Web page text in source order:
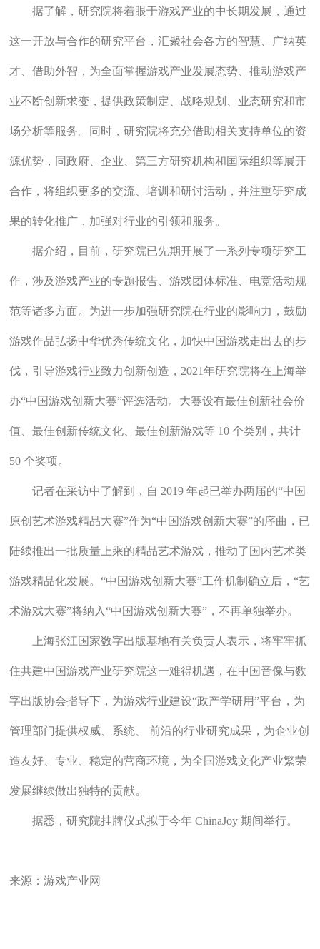
据了解，研究院将着眼于游戏产业的中长期发展，通过
这一开放与合作的研究平台，汇聚社会各方的智慧、广纳英
才、借助外智，为全面掌握游戏产业发展态势、推动游戏产
业不断创新求变，提供政策制定、战略规划、业态研究和市
场分析等服务。同时，研究院将充分借助相关支持单位的资
源优势，同政府、企业、第三方研究机构和国际组织等展开
合作，将组织更多的交流、培训和研讨活动，并注重研究成
果的转化推广，加强对行业的引领和服务。
据介绍，目前，研究院已先期开展了一系列专项研究工
作，涉及游戏产业的专题报告、游戏团体标准、电竞活动规
范等诸多方面。为进一步加强研究院在行业的影响力，鼓励
游戏作品弘扬中华优秀传统文化，加快中国游戏走出去的步
伐，引导游戏行业致力创新创造，2021年研究院将在上海举
办“中国游戏创新大赛”评选活动。大赛设有最佳创新社会价
值、最佳创新传统文化、最佳创新游戏等 10 个类别，共计
50 个奖项。
记者在采访中了解到，自 2019 年起已举办两届的“中国
原创艺术游戏精品大赛”作为“中国游戏创新大赛”的序曲，已
陆续推出一批质量上乘的精品艺术游戏，推动了国内艺术类
游戏精品化发展。“中国游戏创新大赛”工作机制确立后，“艺
术游戏大赛”将纳入“中国游戏创新大赛”，不再单独举办。
上海张江国家数字出版基地有关负责人表示，将牢牢抓
住共建中国游戏产业研究院这一难得机遇，在中国音像与数
字出版协会指导下，为游戏行业建设“政产学研用”平台，为
管理部门提供权威、系统、 前沿的行业研究成果，为企业创
造友好、专业、稳定的营商环境，为全国游戏文化产业繁荣
发展继续做出独特的贡献。
据悉，研究院挂牌仪式拟于今年 ChinaJoy 期间举行。
来源：游戏产业网